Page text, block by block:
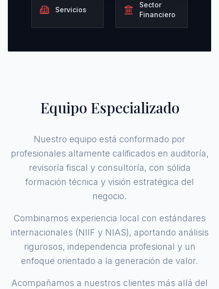
Servicios
Sector
Financiero
Equipo Especializado
Nuestro equipo está conformado por
profesionales altamente calificados en auditoría,
revisoría fiscal y consultoría, con sólida
formación técnica y visión estratégica del
negocio.
Combinamos experiencia local con estándares
internacionales (NIIF y NIAS), aportando análisis
rigurosos, independencia profesional y un
enfoque orientado a la generación de valor.
Acompañamos a nuestros clientes más allá del